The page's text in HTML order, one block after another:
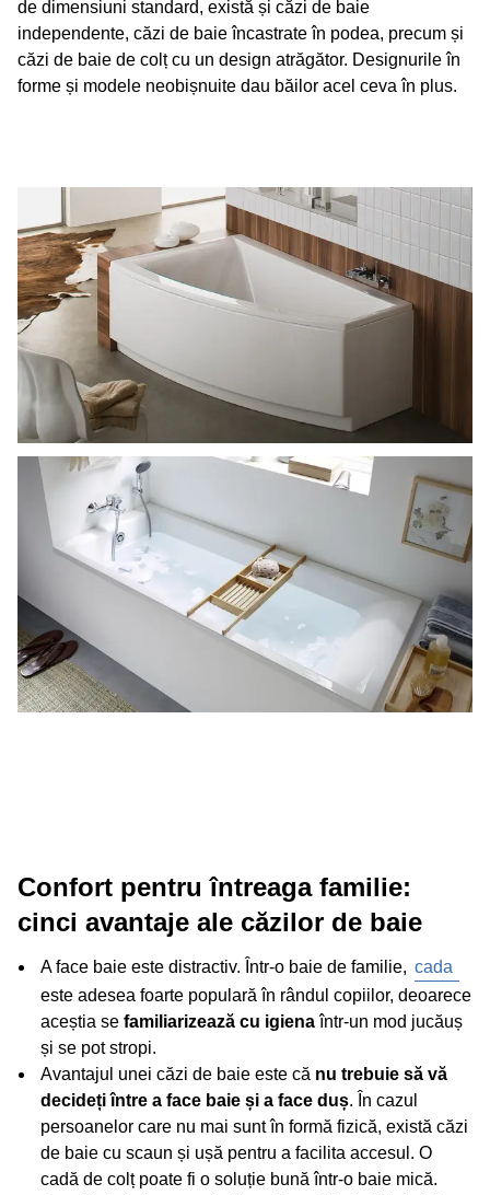
de dimensiuni standard, există și căzi de baie
independente, căzi de baie încastrate în podea, precum și
căzi de baie de colț cu un design atrăgător. Designurile în
forme și modele neobișnuite dau băilor acel ceva în plus.
Confort pentru întreaga familie:
cinci avantaje ale căzilor de baie
A face baie este distractiv. Într-o baie de familie, cada
este adesea foarte populară în rândul copiilor, deoarece
aceștia se familiarizează cu igienaîntr-un mod jucăuș
și se pot stropi.
Avantajul unei căzi de baie este că nu trebuie să vă
decideți între a face baie și a face duș. În cazul
persoanelor care nu mai sunt în formă fizică, există căzi
de baie cu scaun și ușă pentru a facilita accesul. O
cadă de colț poate fi o soluție bună într-o baie mică.